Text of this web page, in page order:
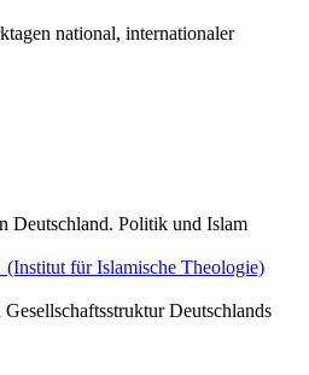
national, internationaler
Deutschland. Politik und Islam
für Islamische Theologie)
Deutschlands